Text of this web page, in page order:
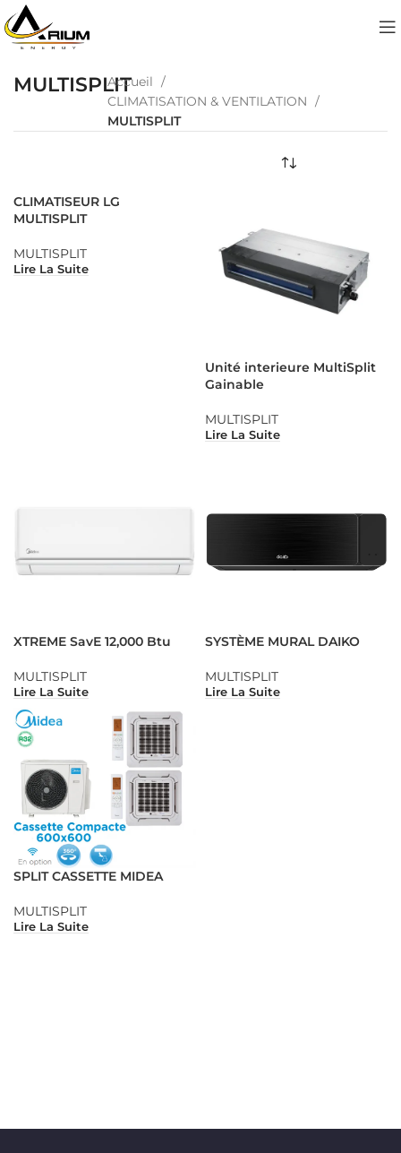
MULTISPLIT
Accueil
CLIMATISATION & VENTILATION
MULTISPLIT
CLIMATISEUR LG
MULTISPLIT
MULTISPLIT
Lire La Suite
Unité interieure MultiSplit
Gainable
MULTISPLIT
Lire La Suite
XTREME SavE 12,000 Btu
MULTISPLIT
Lire La Suite
SYSTÈME MURAL DAIKO
MULTISPLIT
Lire La Suite
SPLIT CASSETTE MIDEA
MULTISPLIT
Lire La Suite